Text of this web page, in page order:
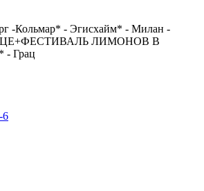
-Кольмар* - Эгисхайм* - Милан -
ЛИМОНОВ В
Грац
6